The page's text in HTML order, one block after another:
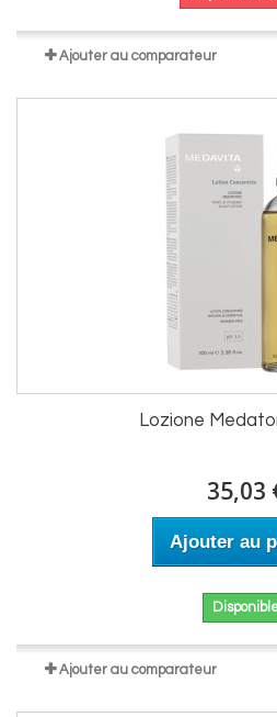
Ajouter au comparateur
Lozione
35,03
Ajouter au
Ajouter au comparateur